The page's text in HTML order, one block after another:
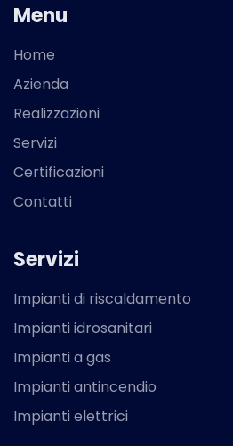
Menu
Home
Azienda
Realizzazioni
Servizi
Certificazioni
Contatti
Servizi
Impianti di riscaldamento
Impianti idrosanitari
Impianti a gas
Impianti antincendio
Impianti elettrici